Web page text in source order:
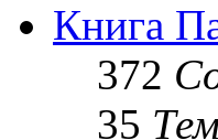
Книга
372
35